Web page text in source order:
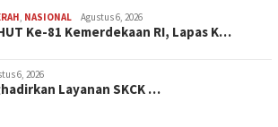
NASIONAL Agustus 6, 2026
Ke-81 Kemerdekaan RI, Lapas K…
6, 2026
Layanan SKCK …